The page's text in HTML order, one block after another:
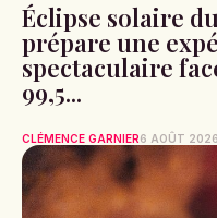
Éclipse solaire
prépare une
spectaculaire
99,5...
CLÉMENCE GARNIER6 AOÛT 2026